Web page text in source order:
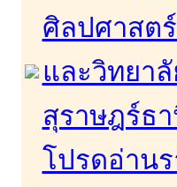
ศิลปศาสต
และวิทยา
สุราษฎร์ธ
โปรดอ่านร